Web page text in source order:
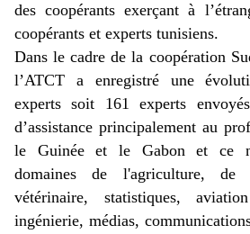
des coopérants exerçant à
coopérants et experts tunisiens.
Dans le cadre de la coopération
l’ATCT a enregistré une
experts soit 161 experts
d’assistance principalement au
le Guinée et le Gabon et ce
domaines de l'agriculture, de
vétérinaire, statistiques,
ingénierie, médias,